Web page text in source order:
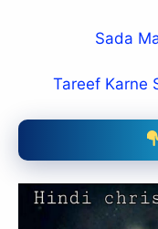
Sada
Tareef Karne